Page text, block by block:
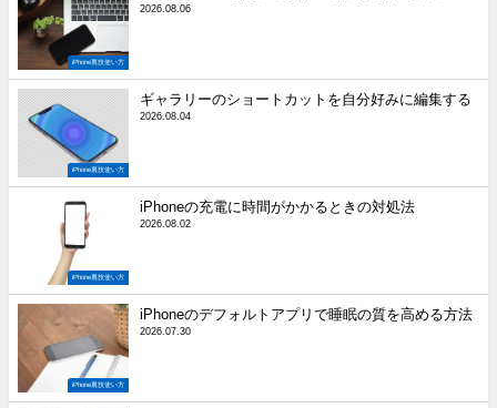
iPhone裏技使い方
2026.08.06
iPhone裏技使い方
ギャラリーのショートカットを自分好みに編集する
2026.08.04
iPhone裏技使い方
iPhoneの充電に時間がかかるときの対処法
2026.08.02
iPhone裏技使い方
iPhoneのデフォルトアプリで睡眠の質を高める方法
2026.07.30